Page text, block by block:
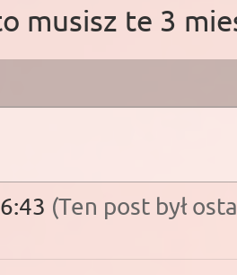
musisz te 3
(Ten post był